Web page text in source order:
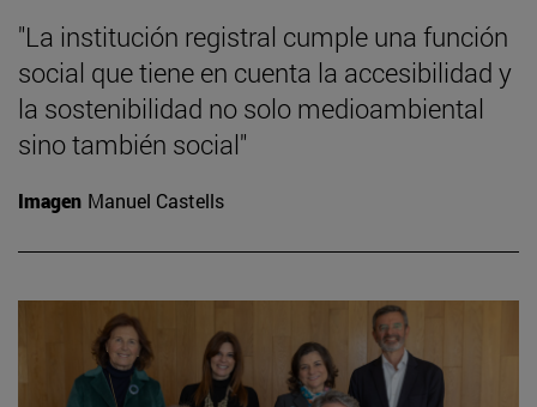
"La institución registral cumple una función
social que tiene en cuenta la accesibilidad y
la sostenibilidad no solo medioambiental
sino también social"
Imagen Manuel Castells